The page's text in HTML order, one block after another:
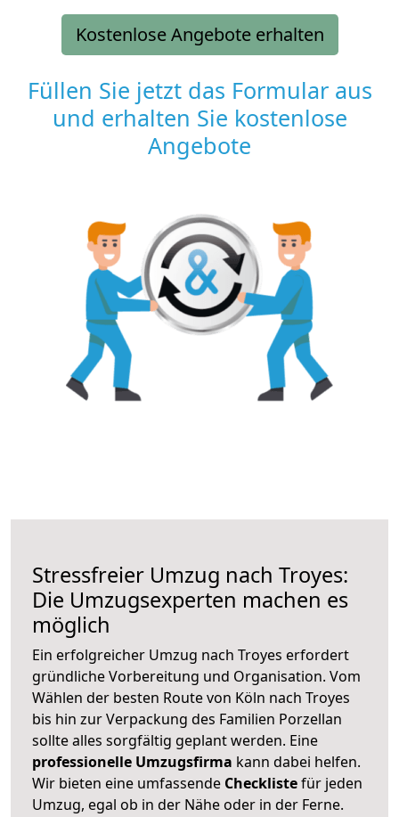
Kostenlose Angebote erhalten
Füllen Sie jetzt das Formular aus
und erhalten Sie kostenlose
Angebote
Stressfreier Umzug nach Troyes:
Die Umzugsexperten machen es
möglich
Ein erfolgreicher Umzug nach Troyes erfordert
gründliche Vorbereitung und Organisation. Vom
Wählen der besten Route von Köln nach Troyes
bis hin zur Verpackung des Familien Porzellan
sollte alles sorgfältig geplant werden. Eine
professionelle Umzugsfirma kann dabei helfen.
Wir bieten eine umfassende Checklistefür jeden
Umzug, egal ob in der Nähe oder in der Ferne.